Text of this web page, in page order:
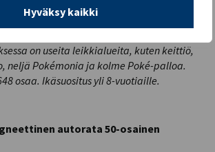
Hyväksy kaikki
Pokémon-keskus! Pyöritä kampea ja
on useita leikkialueita, kuten keittiö,
neljä Pokémonia ja kolme Poké-palloa.
osaa. Ikäsuositus yli 8-vuotiaille.
autorata 50-osainen